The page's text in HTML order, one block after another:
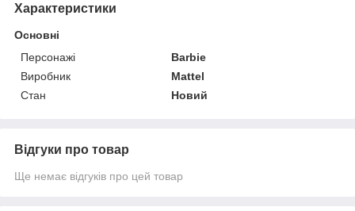
Характеристики
Основні
Персонажі
Barbie
Виробник
Mattel
Стан
Новий
Відгуки про товар
Ще немає відгуків про цей товар